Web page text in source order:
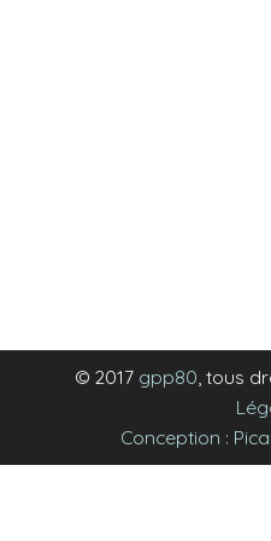
© 2017 gpp80, tous
Conception :